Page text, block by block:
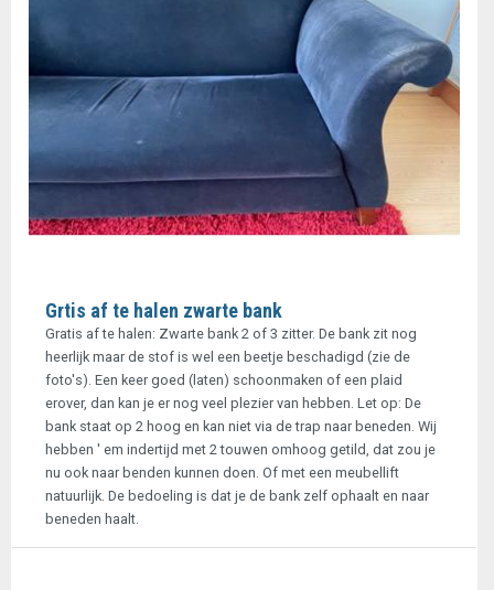
Grtis af te halen zwarte bank
Gratis af te halen: Zwarte bank 2 of 3 zitter. De bank zit nog
heerlijk maar de stof is wel een beetje beschadigd (zie de
foto's). Een keer goed (laten) schoonmaken of een plaid
erover, dan kan je er nog veel plezier van hebben. Let op: De
bank staat op 2 hoog en kan niet via de trap naar beneden. Wij
hebben ' em indertijd met 2 touwen omhoog getild, dat zou je
nu ook naar benden kunnen doen. Of met een meubellift
natuurlijk. De bedoeling is dat je de bank zelf ophaalt en naar
beneden haalt.